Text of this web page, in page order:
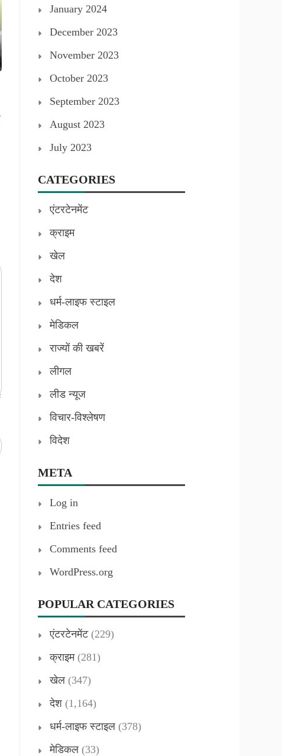
January 2024
December 2023
November 2023
October 2023
September 2023
August 2023
July 2023
CATEGORIES
एंटरटेनमेंट
क्राइम
खेल
देश
धर्म-लाइफ स्टाइल
मेडिकल
राज्यों की खबरें
लीगल
लीड न्यूज
विचार-विश्लेषण
विदेश
META
Log in
Entries feed
Comments feed
WordPress.org
POPULAR CATEGORIES
एंटरटेनमेंट(229)
क्राइम(281)
खेल (347)
देश (1,164)
धर्म-लाइफ स्टाइल (378)
मेडिकल (33)